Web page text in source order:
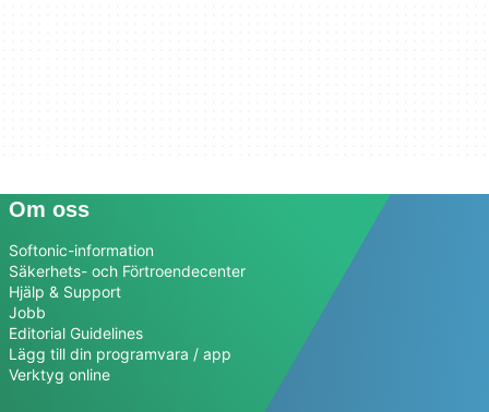
Om oss
Softonic-information
Säkerhets- och Förtroendecenter
Hjälp & Support
Jobb
Editorial Guidelines
Lägg till din programvara / app
Verktyg online